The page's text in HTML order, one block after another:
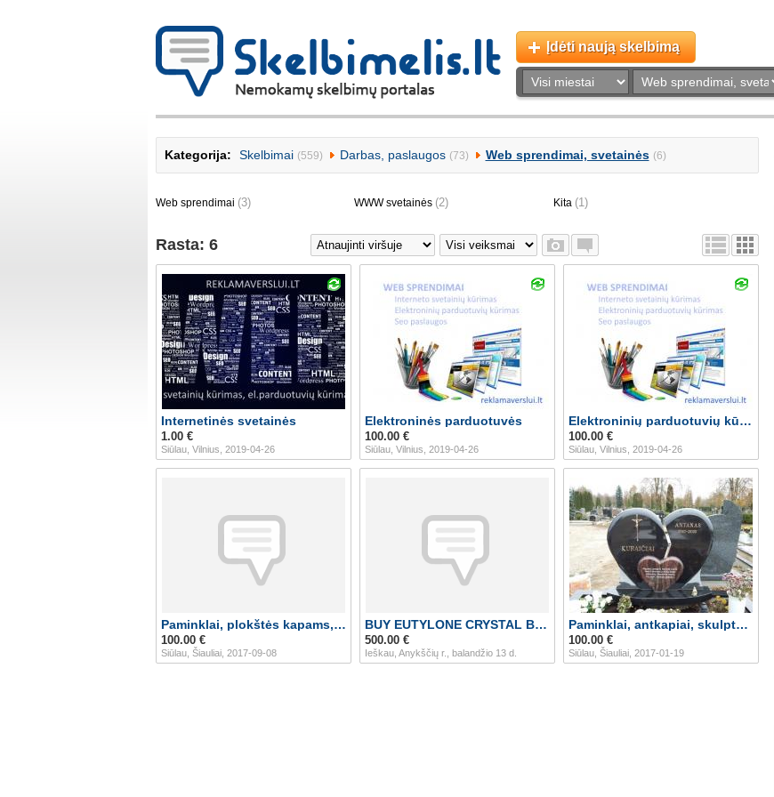
Įdėti naują skelbimą
Kategorija: Skelbimai (559) Darbas, paslaugos (73) Web sprendimai, svetainės (6)
Web sprendimai (3) WWW svetainės (2) Kita (1)
Rasta: 6
Internetinės svetainės
1.00 €
Siūlau, Vilnius, 2019-04-26
Elektroninės parduotuvės
100.00 €
Siūlau, Vilnius, 2019-04-26
Elektroninių parduotuvių kūrimas
100.00 €
Siūlau, Vilnius, 2019-04-26
Paminklai, plokštės kapams, skulptūros
100.00 €
Siūlau, Šiauliai, 2017-09-08
BUY EUTYLONE CRYSTAL BUY 2-FDCK 2F KET ONLINE
500.00 €
Ieškau, Anykščių r., balandžio 13 d.
Paminklai, antkapiai, skulptūros, plokštės kapa
100.00 €
Siūlau, Šiauliai, 2017-01-19